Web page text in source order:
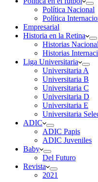
Política Nacional
Política
Empresarial
Historia en la Retina
Historias Nacional
Historias
Liga Universitaria
Universitaria A
Universitaria B
Universitaria C
Universitaria D
Universitaria E
Universitaria
ADIC
ADIC Papis
ADIC Juveniles
Baby
Del Futuro
Revista
2021